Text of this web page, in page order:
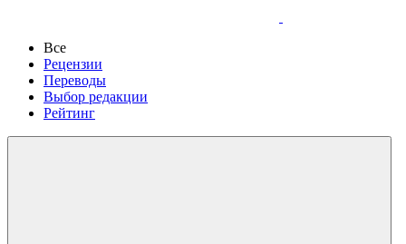
Все
Рецензии
Переводы
Выбор редакции
Рейтинг